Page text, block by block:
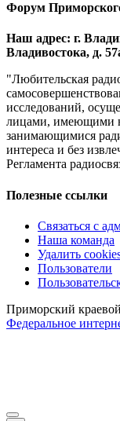
Форум
Наш адрес: г.
Владивостока, д.
"Любительская
исследований,
лицами, имеющими
занимающимися
интереса и без
Регламента
Полезные ссылки
Связаться с
Наша команда
Удалить
Пользователи
Приморский
Федеральное